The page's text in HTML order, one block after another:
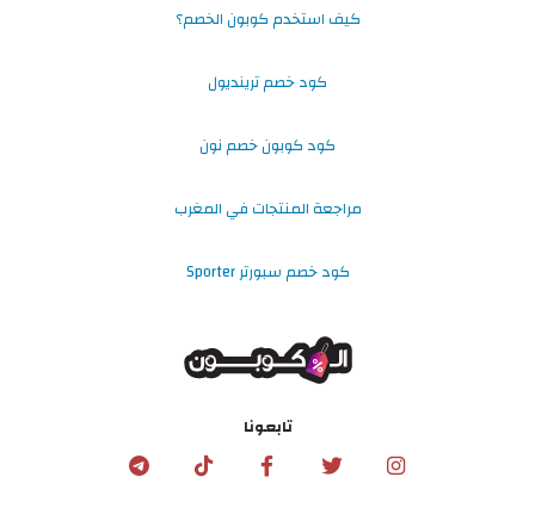
كيف استخدم كوبون الخصم؟
كود خصم ترينديول
كود كوبون خصم نون
مراجعة المنتجات في المغرب
كود خصم سبورتر Sporter
تابعونا